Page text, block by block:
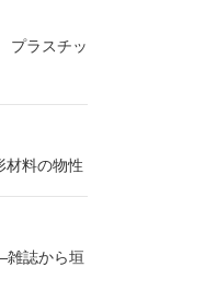
ラスチッ
材料の物性
雑誌から垣